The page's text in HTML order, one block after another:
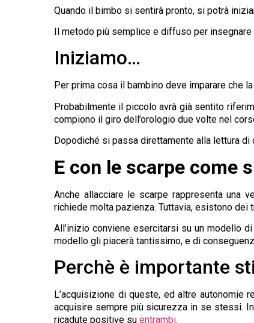
Quando il bimbo si sentirà pronto, si potrà
Il metodo più semplice e diffuso per insegnare
Iniziamo…
Per prima cosa il bambino deve imparare che
Probabilmente il piccolo avrà già sentito
compiono il giro dell’orologio due volte nel
Dopodiché si passa direttamente alla lettura di
E con le scarpe come
Anche allacciare le scarpe rappresenta una
richiede molta pazienza. Tuttavia, esistono
All’inizio conviene esercitarsi su un modello
modello gli piacerà tantissimo, e di
Perchè è importante
L’acquisizione di queste, ed altre autonomie
acquisire sempre più sicurezza in se stessi.
ricadute positive su entrambi.